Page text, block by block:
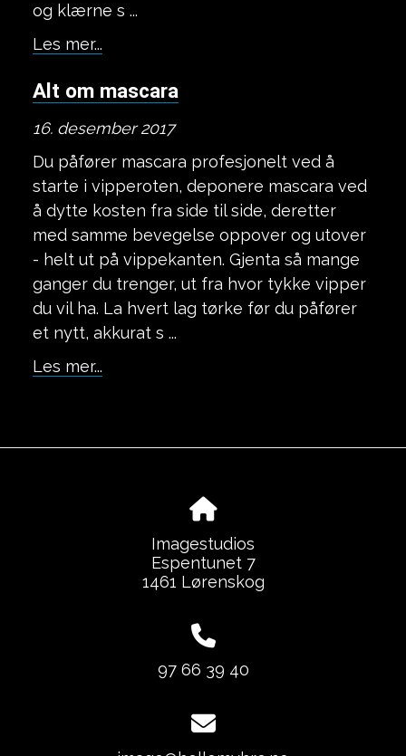
og klærne s ...
Les mer...
Alt om mascara
16. desember 2017
Du påfører mascara profesjonelt ved å
starte i vipperoten, deponere mascara ved
å dytte kosten fra side til side, deretter
med samme bevegelse oppover og utover
- helt ut på vippekanten. Gjenta så mange
ganger du trenger, ut fra hvor tykke vipper
du vil ha. La hvert lag tørke før du påfører
et nytt, akkurat s ...
Les mer...
Imagestudios
Espentunet 7
1461 Lørenskog
97 66 39 40